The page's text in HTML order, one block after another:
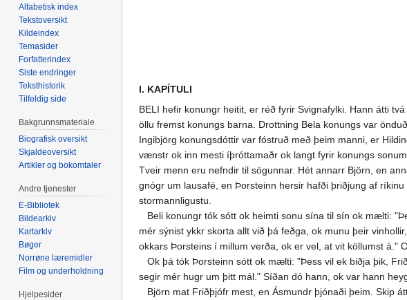
I. KAPÍTULI
BELI hefir konungr heitit, er réð fyrir Svignafylki. Hann átti
öllu fremst konungs barna. Drottning Bela konungs var
Ingibjörg konungsdóttir var fóstruð með þeim manni, er
vænstr ok inn mesti íþróttamaðr ok langt fyrir konungs
Tveir menn eru nefndir til sögunnar. Hét annarr Björn, en
gnógr um lausafé, en Þorsteinn hersir hafði þriðjung af
stormannligustu.
Beli konungr tók sótt ok heimti sonu sína til sín ok mælti:
mér sýnist ykkr skorta allt við þá feðga, ok munu þeir
okkars Þorsteins í millum verða, ok er vel, at vit köllumst á."
Ok þá tók Þorsteinn sótt ok mælti: "Þess vil ek biðja þik,
segir mér hugr um þitt mál." Síðan dó hann, ok var hann
Björn mat Friðþjófr mest, en Ásmundr þjónaði þeim. Skip
Alfabetisk index
Tekstoversikt
Kildeindex
Temasider
Forfatterindex
Siste endringer
Teksthistorik
Tilfeldig side
Bakgrunnsmateriale
Biografisk oversikt
Skjaldeoversikt
Artikler og bokomtaler
Andre tjenester
E-Bibliotek
Bildearkiv
Kartarkiv
Bøger
Norrøne læremidler
Film og underholdning
Hjelpesider